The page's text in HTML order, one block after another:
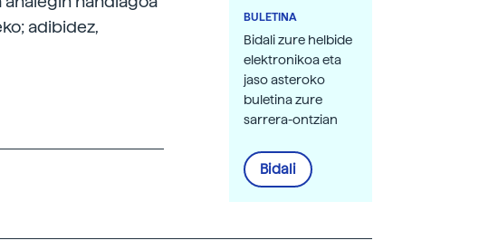
adibidez,
BULETINA
Bidali zure helbide
elektronikoa eta
jaso asteroko
buletina zure
sarrera-ontzian
Bidali